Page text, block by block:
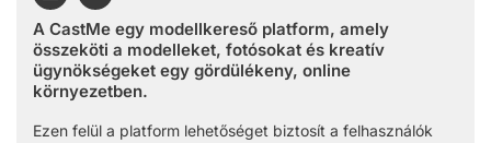
A CastMe egy modellkereső platform, amely
összeköti a modelleket, fotósokat és kreatív
ügynökségeket egy gördülékeny, online
környezetben.
Ezen felül a platform lehetőséget biztosít a felhasználók